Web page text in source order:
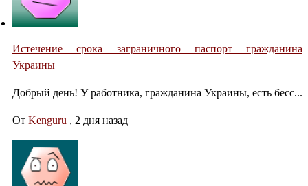
Истечение срока заграничного паспорт гражданина
Украины
Добрый день! У работника, гражданина Украины, есть бесс...
От Kenguru , 2 дня назад